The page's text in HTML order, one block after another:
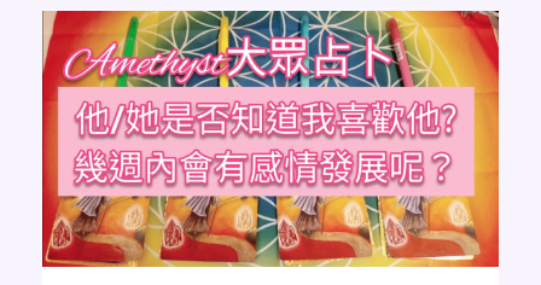
不
建
議)
不
限
時
間
Amethyst
大
眾
占
卜
他/
她
是
否
知
道
我
喜
歡